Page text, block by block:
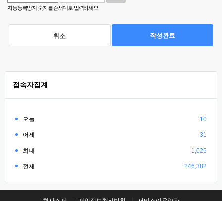
자동등록방지 숫자를 순서대로 입력하세요.
취소 작성완료
접속자집계
오늘 10
어제 31
최대 1,025
전체 246,382